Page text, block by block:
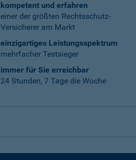
kompetent und erfahren
einer der größten Rechtsschutz-
Versicherer am Markt
einzigartiges Leistungsspektrum
mehrfacher Testsieger
immer für Sie erreichbar
24 Stunden, 7 Tage die Woche